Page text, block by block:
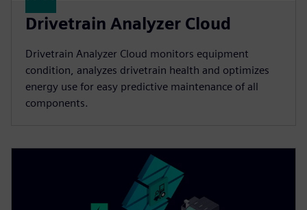
Drivetrain Analyzer Cloud​
Drivetrain Analyzer Cloud monitors equipment
condition, analyzes drivetrain health and optimizes
energy use for easy predictive maintenance of all
components.